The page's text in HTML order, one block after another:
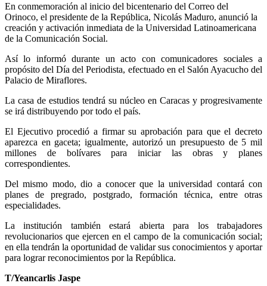
En conmemoración al inicio del bicentenario del Correo del
Orinoco, el presidente de la República, Nicolás Maduro, anunció la
creación y activación inmediata de la Universidad Latinoamericana
de la Comunicación Social.
Así lo informó durante un acto con comunicadores sociales a
propósito del Día del Periodista, efectuado en el Salón Ayacucho del
Palacio de Miraflores.
La casa de estudios tendrá su núcleo en Caracas y progresivamente
se irá distribuyendo por todo el país.
El Ejecutivo procedió a firmar su aprobación para que el decreto
aparezca en gaceta; igualmente, autorizó un presupuesto de 5 mil
millones de bolívares para iniciar las obras y planes
correspondientes.
Del mismo modo, dio a conocer que la universidad contará con
planes de pregrado, postgrado, formación técnica, entre otras
especialidades.
La institución también estará abierta para los trabajadores
revolucionarios que ejercen en el campo de la comunicación social;
en ella tendrán la oportunidad de validar sus conocimientos y aportar
para lograr reconocimientos por la República.
T/Yeancarlis Jaspe